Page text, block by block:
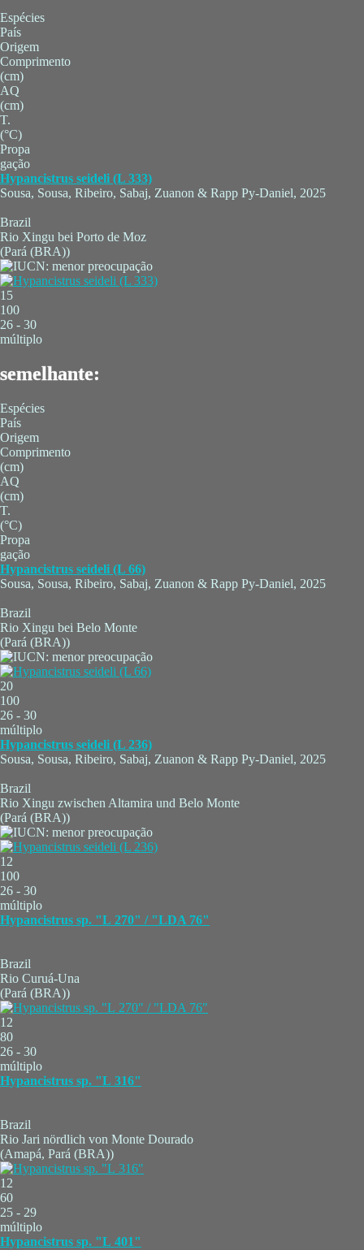
Espécies
País
Origem
Comprimento
(cm)
AQ
(cm)
T.
(°C)
Propa
gação
Hypancistrus seideli (L 333)
Sousa, Sousa, Ribeiro, Sabaj, Zuanon & Rapp Py-Daniel, 2025
Brazil
Rio Xingu bei Porto de Moz
(Pará (BRA))
15
100
26 - 30
múltiplo
semelhante:
Espécies
País
Origem
Comprimento
(cm)
AQ
(cm)
T.
(°C)
Propa
gação
Hypancistrus seideli (L 66)
Sousa, Sousa, Ribeiro, Sabaj, Zuanon & Rapp Py-Daniel, 2025
Brazil
Rio Xingu bei Belo Monte
(Pará (BRA))
20
100
26 - 30
múltiplo
Hypancistrus seideli (L 236)
Sousa, Sousa, Ribeiro, Sabaj, Zuanon & Rapp Py-Daniel, 2025
Brazil
Rio Xingu zwischen Altamira und Belo Monte
(Pará (BRA))
12
100
26 - 30
múltiplo
Hypancistrus sp. "L 270" / "LDA 76"
Brazil
Rio Curuá-Una
(Pará (BRA))
12
80
26 - 30
múltiplo
Hypancistrus sp. "L 316"
Brazil
Rio Jari nördlich von Monte Dourado
(Amapá, Pará (BRA))
12
60
25 - 29
múltiplo
Hypancistrus sp. "L 401"